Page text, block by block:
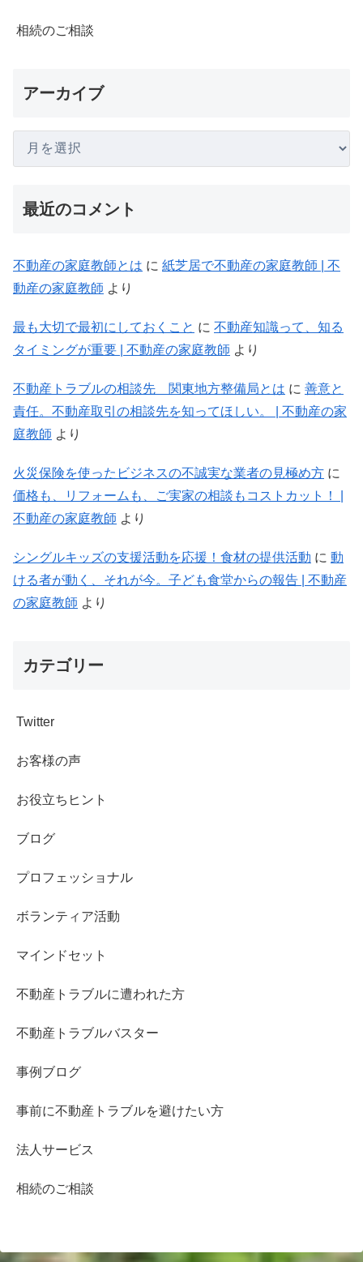
相続のご相談
アーカイブ
最近のコメント
不動産の家庭教師とは に 紙芝居で不動産の家庭教師 | 不
動産の家庭教師 より
最も大切で最初にしておくこと に 不動産知識って、知る
タイミングが重要 | 不動産の家庭教師 より
不動産トラブルの相談先 関東地方整備局とは に 善意と
責任。不動産取引の相談先を知ってほしい。 | 不動産の家
庭教師 より
火災保険を使ったビジネスの不誠実な業者の見極め方 に
価格も、リフォームも、ご実家の相談もコストカット！ |
不動産の家庭教師 より
シングルキッズの支援活動を応援！食材の提供活動 に 動
ける者が動く、それが今。子ども食堂からの報告 | 不動産
の家庭教師 より
カテゴリー
Twitter
お客様の声
お役立ちヒント
ブログ
プロフェッショナル
ボランティア活動
マインドセット
不動産トラブルに遭われた方
不動産トラブルバスター
事例ブログ
事前に不動産トラブルを避けたい方
法人サービス
相続のご相談